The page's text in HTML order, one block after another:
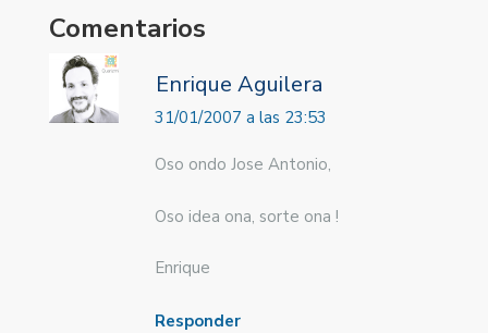
Comentarios
Enrique Aguilera
31/01/2007 a las 23:53
Oso ondo Jose Antonio,
Oso idea ona, sorte ona !
Enrique
Responder